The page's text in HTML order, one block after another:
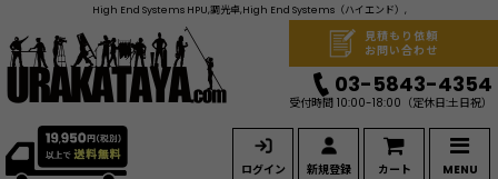
High End Systems HPU,調光卓,High End Systems（ハイエンド）,
ログイン 新規登録 カート MENU
見積もり依頼
お問い合わせ
03-5843-4354
受付時間 10:00-18:00 （定休日:土日祝）